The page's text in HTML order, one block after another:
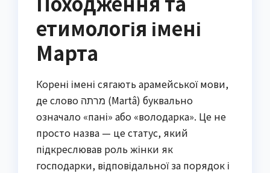
етимологія імені
Марта
Корені імені сягають арамейської мови,
де слово מרתה (Martâ) буквально
означало «пані» або «володарка». Це не
просто назва — це статус, який
підкреслював роль жінки як
господарки, відповідальної за порядок і